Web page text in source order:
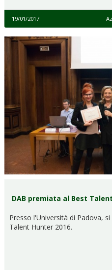
19/01/2017
DAB premiata al Best
Presso l'Università di Padova,
Talent Hunter 2016.